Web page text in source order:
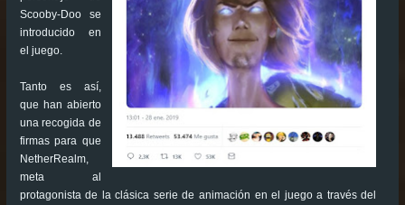
Scooby-Doo se
introducido en
el juego.
Tanto es así,
que han abierto
una recogida de
firmas para que
NetherRealm,
meta al
protagonista de la clásica serie de animación en el juego a través del